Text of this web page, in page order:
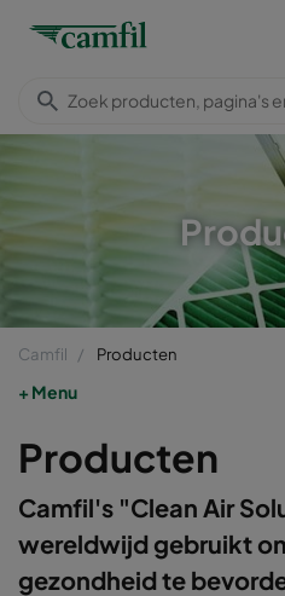
Camfil Producten
Menu
Producten
Camfil's "Clean Air
wereldwijd gebruikt
gezondheid te